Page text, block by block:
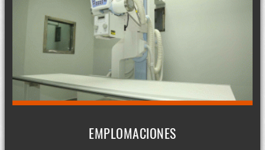
EMPLOMACIONES